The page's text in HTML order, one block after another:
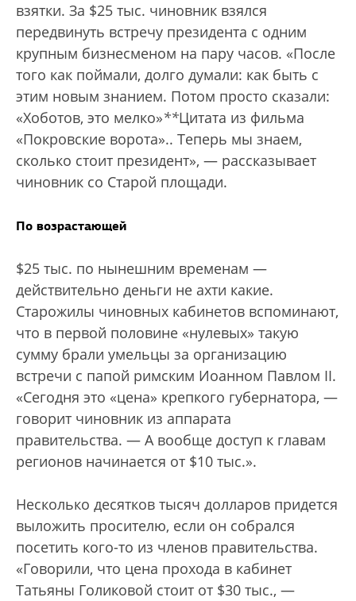
взятки. За $25 тыс. чиновник взялся
передвинуть встречу президента с одним
крупным бизнесменом на пару часов. «После
того как поймали, долго думали: как быть с
этим новым знанием. Потом просто сказали:
«Хоботов, это мелко»**Цитата из фильма
«Покровские ворота».. Теперь мы знаем,
сколько стоит президент», — рассказывает
чиновник со Старой площади.
По возрастающей
$25 тыс. по нынешним временам —
действительно деньги не ахти какие.
Старожилы чиновных кабинетов вспоминают,
что в первой половине «нулевых» такую
сумму брали умельцы за организацию
встречи с папой римским Иоанном Павлом II.
«Сегодня это «цена» крепкого губернатора, —
говорит чиновник из аппарата
правительства. — А вообще доступ к главам
регионов начинается от $10 тыс.».
Несколько десятков тысяч долларов придется
выложить просителю, если он собрался
посетить кого-то из членов правительства.
«Говорили, что цена прохода в кабинет
Татьяны Голиковой стоит от $30 тыс., —